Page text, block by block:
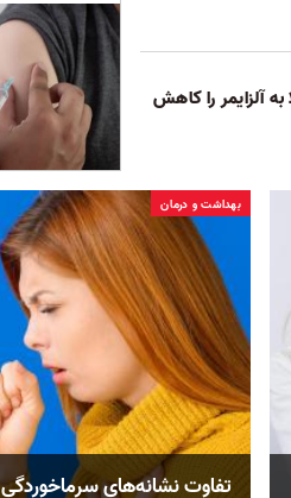
آلزایمر را کاهش
بهداشت و درمان
تفاوت نشانه‌های سرماخوردگی